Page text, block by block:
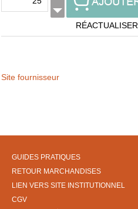
RÉACTUALISER
Site fournisseur
GUIDES PRATIQUES
RETOUR MARCHANDISES
LIEN VERS SITE INSTITUTIONNEL
CGV